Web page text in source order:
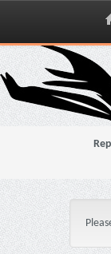
Skip
navigation